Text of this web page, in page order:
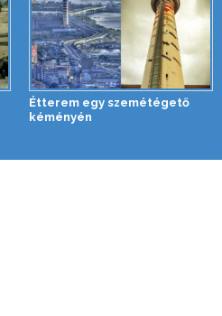
Étterem egy szemétégető
kéményén